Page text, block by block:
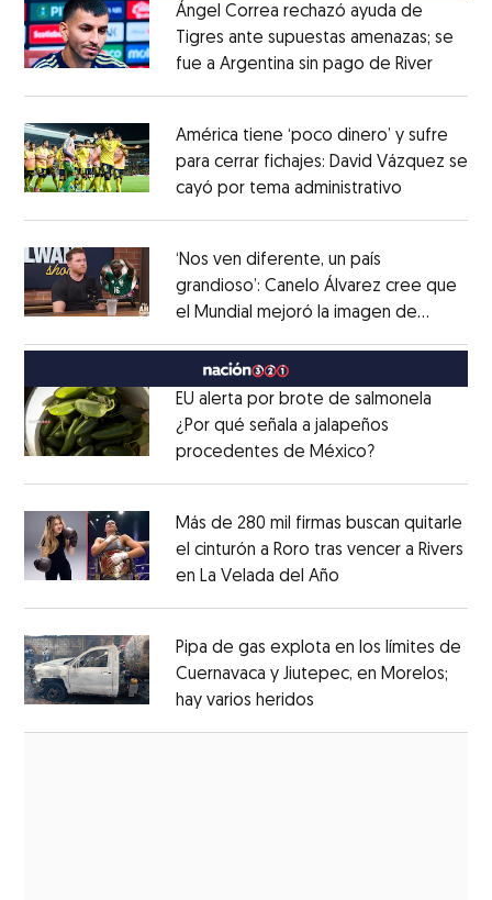
Ángel Correa rechazó ayuda de
Tigres ante supuestas amenazas; se
fue a Argentina sin pago de RiverOpens
América tiene ‘poco dinero’ y sufre
para cerrar fichajes: David Vázquez se
cayó por tema administrativo
‘Nos ven diferente, un país
grandioso’: Canelo Álvarez cree que
el Mundial mejoró la imagen de
EU alerta por brote de salmonela
¿Por qué señala a jalapeños
procedentes de México?Opens in new
Más de 280 mil firmas buscan quitarle
el cinturón a Roro tras vencer a Rivers
en La Velada del Año
Pipa de gas explota en los límites de
Cuernavaca y Jiutepec, en Morelos;
hay varios heridos